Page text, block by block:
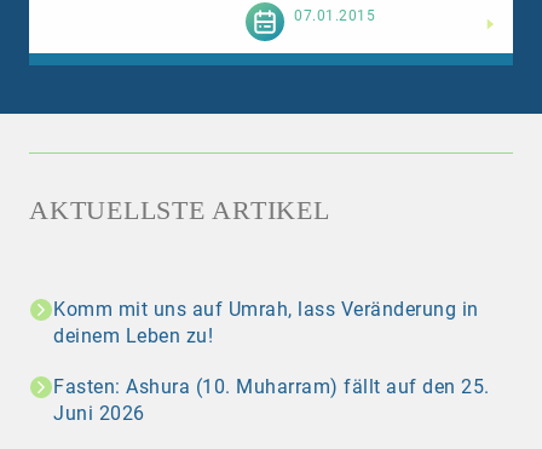
07.01.2015
AKTUELLSTE ARTIKEL
Komm mit uns auf Umrah, lass Veränderung in
deinem Leben zu!
Fasten: Ashura (10. Muharram) fällt auf den 25.
Juni 2026